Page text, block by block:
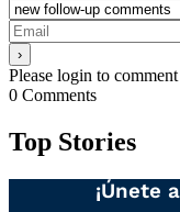
Please login to comment
0 Comments
Top Stories
¡Únete